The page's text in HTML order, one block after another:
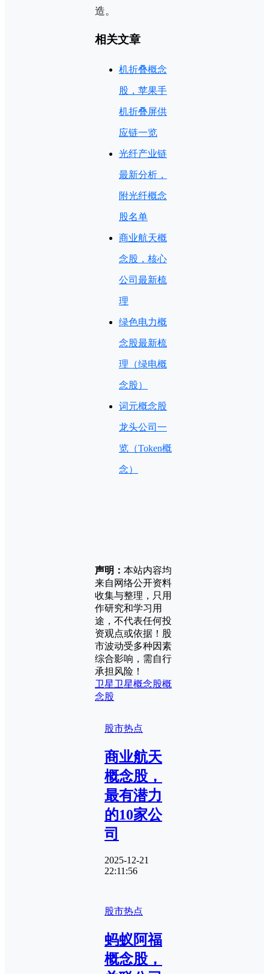
造。
相关文章
机折叠概念
股，苹果手
机折叠屏供
应链一览
光纤产业链
最新分析，
附光纤概念
股名单
商业航天概
念股，核心
公司最新梳
理
绿色电力概
念股最新梳
理（绿电概
念股）
词元概念股
龙头公司一
览（Token概
念）
声明： 本站内容均
来自网络公开资料
收集与整理，只用
作研究和学习用
途，不代表任何投
资观点或依据！股
市波动受多种因素
综合影响，需自行
承担风险！
卫星卫星概念股概
念股
股市热点
商业航天
概念股，
最有潜力
的10家公
司
2025-12-21
22:11:56
股市热点
蚂蚁阿福
概念股，